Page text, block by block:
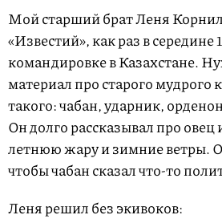
Мой старший брат Леня
«Известий», как раз в середине
командировке в Казахстане.
материал про старого мудрого
такого: чабан, ударник,
Он долго рассказывал про овец
летнюю жару и зимние ветры.
чтобы чабан сказал что-то
Леня решил без экивоков: